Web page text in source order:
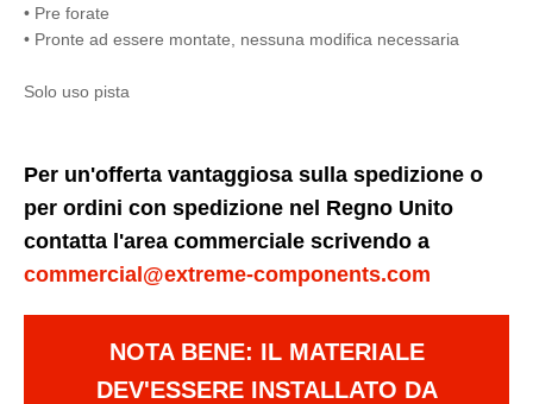
• Pre forate
• Pronte ad essere montate, nessuna modifica necessaria
Solo uso pista
Per un'offerta vantaggiosa sulla spedizione o
per ordini con spedizione nel Regno Unito
contatta l'area commerciale scrivendo a
commercial@extreme-components.com
NOTA BENE: IL MATERIALE
DEV'ESSERE INSTALLATO DA